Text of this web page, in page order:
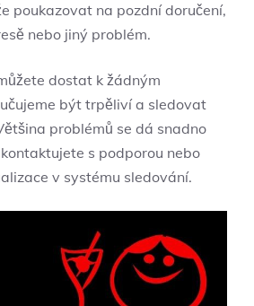
poukazovat na pozdní doručení,
nebo jiný problém.
dostat k žádným
být trpěliví a sledovat
problémů se dá snadno
s podporou nebo
v systému sledování.